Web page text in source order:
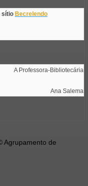
sítio Becrelendo
A Professora-Bibliotecária
Ana Salema
Agrupamento de